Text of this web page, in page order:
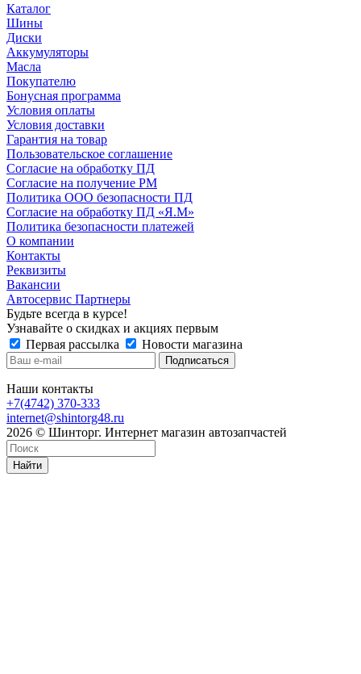
Каталог
Шины
Диски
Аккумуляторы
Масла
Покупателю
Бонусная программа
Условия оплаты
Условия доставки
Гарантия на товар
Пользовательское соглашение
Согласие на обработку ПД
Согласие на получение РМ
Политика ООО безопасности ПД
Согласие на обработку ПД «Я.М»
Политика безопасности платежей
О компании
Контакты
Реквизиты
Вакансии
Автосервис Партнеры
Будьте всегда в курсе!
Узнавайте о скидках и акциях первым
Первая рассылка
Новости магазина
Наши контакты
+7(4742) 370-333
internet@shintorg48.ru
2026 © Шинторг. Интернет магазин автозапчастей
Найти